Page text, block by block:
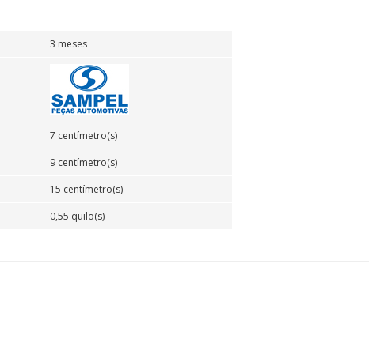
3 meses
7 centímetro(s)
9 centímetro(s)
15 centímetro(s)
0,55 quilo(s)